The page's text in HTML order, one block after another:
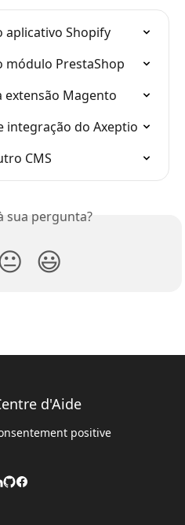
aplicativo Shopify
PrestaShop
Magento
integração do Axeptio
CMS
sua pergunta?
😃
d'Aide
positive